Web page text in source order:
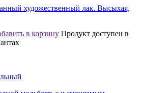
художественный лак. Высыхая,
в корзину Продукт доступен в